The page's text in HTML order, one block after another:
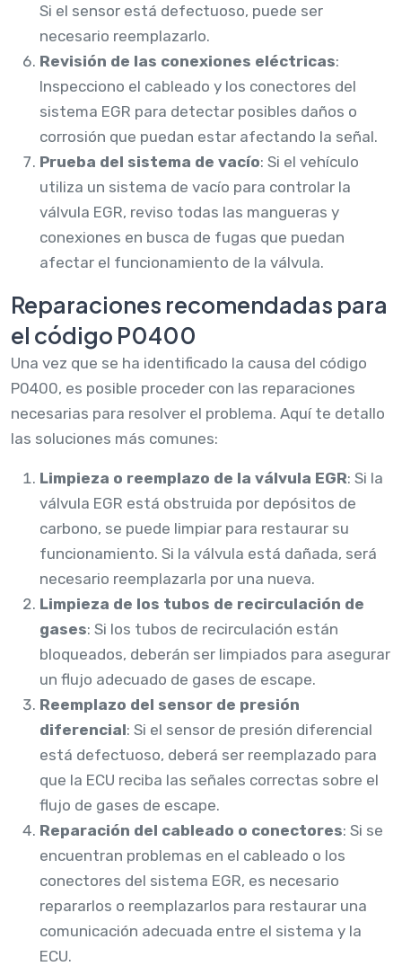
Si el sensor está defectuoso, puede ser
necesario reemplazarlo.
Revisión de las conexiones eléctricas:
Inspecciono el cableado y los conectores del
sistema EGR para detectar posibles daños o
corrosión que puedan estar afectando la señal.
Prueba del sistema de vacío: Si el vehículo
utiliza un sistema de vacío para controlar la
válvula EGR, reviso todas las mangueras y
conexiones en busca de fugas que puedan
afectar el funcionamiento de la válvula.
Reparaciones recomendadas para
el código P0400
Una vez que se ha identificado la causa del código
P0400, es posible proceder con las reparaciones
necesarias para resolver el problema. Aquí te detallo
las soluciones más comunes:
Limpieza o reemplazo de la válvula EGR: Si la
válvula EGR está obstruida por depósitos de
carbono, se puede limpiar para restaurar su
funcionamiento. Si la válvula está dañada, será
necesario reemplazarla por una nueva.
Limpieza de los tubos de recirculación de
gases: Si los tubos de recirculación están
bloqueados, deberán ser limpiados para asegurar
un flujo adecuado de gases de escape.
Reemplazo del sensor de presión
diferencial: Si el sensor de presión diferencial
está defectuoso, deberá ser reemplazado para
que la ECU reciba las señales correctas sobre el
flujo de gases de escape.
Reparación del cableado o conectores: Si se
encuentran problemas en el cableado o los
conectores del sistema EGR, es necesario
repararlos o reemplazarlos para restaurar una
comunicación adecuada entre el sistema y la
ECU.